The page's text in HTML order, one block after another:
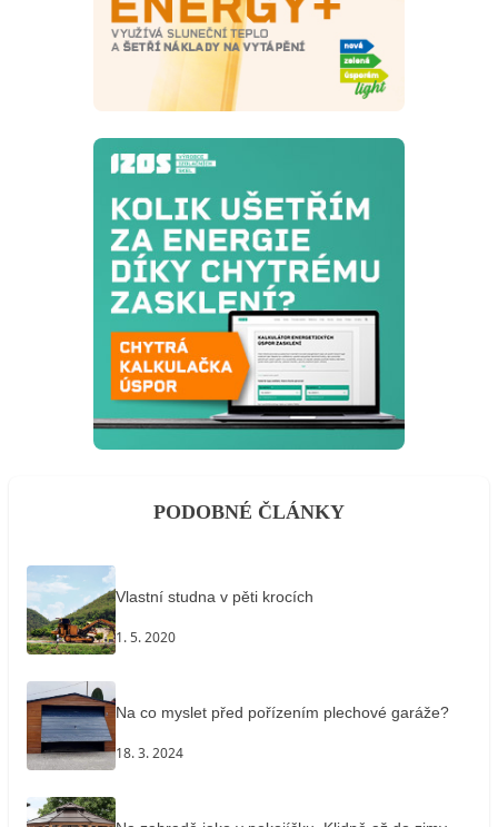
PODOBNÉ ČLÁNKY
Vlastní studna v pěti krocích
1. 5. 2020
Na co myslet před pořízením plechové garáže?
18. 3. 2024